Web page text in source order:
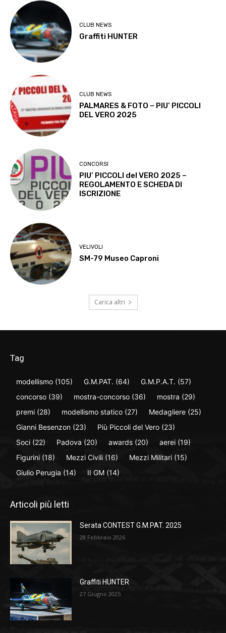
CLUB NEWS
Graffiti HUNTER
CLUB NEWS
PALMARES & FOTO – PIU’ PICCOLI
DEL VERO 2025
CONCORSI
PIU’ PICCOLI del VERO 2025 –
REGOLAMENTO E SCHEDA DI
ISCRIZIONE
VELIVOLI
SM-79 Museo Caproni
Carica altri
Tag
modellismo (105) G.M.PAT. (64) G.M.P.A.T. (57)
concorso (39) mostra-concorso (36) mostra (29)
premi (28) modellismo statico (27) Medagliere (25)
Gianni Besenzon (23) Più Piccoli del Vero (23)
Soci (22) Padova (20) awards (20) aerei (19)
Figurini (18) Mezzi Civili (16) Mezzi Militari (15)
Giulio Perugia (14) II GM (14)
Articoli più letti
Serata CONTEST G.M.PAT. 2025
28 Febbraio 2026
Graffiti HUNTER
27 Giugno 2025